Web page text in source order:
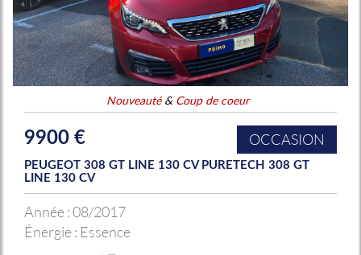
Nouveauté& Coup de coeur
9900 € OCCASION
PEUGEOT 308 GT LINE 130 CV PURETECH 308 GT
LINE 130 CV
Année :08/2017
Énergie : Essence